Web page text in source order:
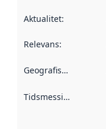
Aktualitet:
Relevans:
Geografisk avgrensning
Tidsmessig avgrensning